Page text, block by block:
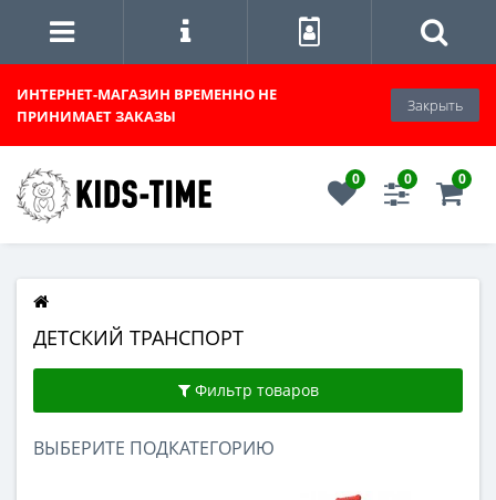
ИНТЕРНЕТ-МАГАЗИН ВРЕМЕННО НЕ
ПРИНИМАЕТ ЗАКАЗЫ
Закрыть
0 0 0
ДЕТСКИЙ ТРАНСПОРТ
Фильтр товаров
ВЫБЕРИТЕ ПОДКАТЕГОРИЮ